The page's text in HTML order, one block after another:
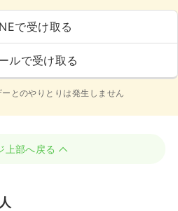
で受け取る
ルで受け取る
とのやりとりは発生しません
上部へ戻る